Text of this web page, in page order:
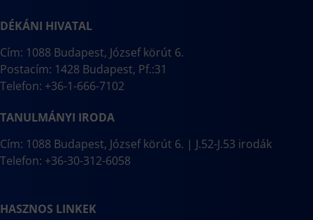
DÉKÁNI HIVATAL
Cím: 1088 Budapest, József körút 6.
Postacím: 1428 Budapest, Pf.:31
Telefon: +36-1-666-7102
TANULMÁNYI IRODA
Cím: 1088 Budapest, József körút 6. | J.52-J.53 irodák
Telefon: +36-30-312-6058
HASZNOS LINKEK